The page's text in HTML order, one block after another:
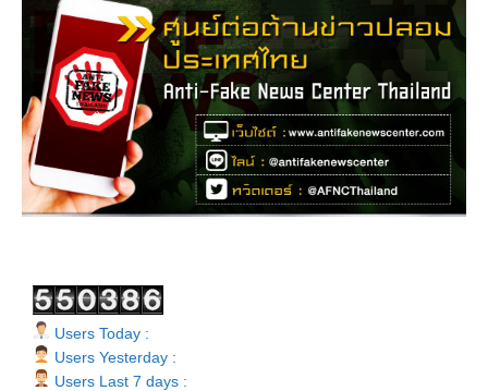
Users Today :
Users Yesterday :
Users Last 7 days :